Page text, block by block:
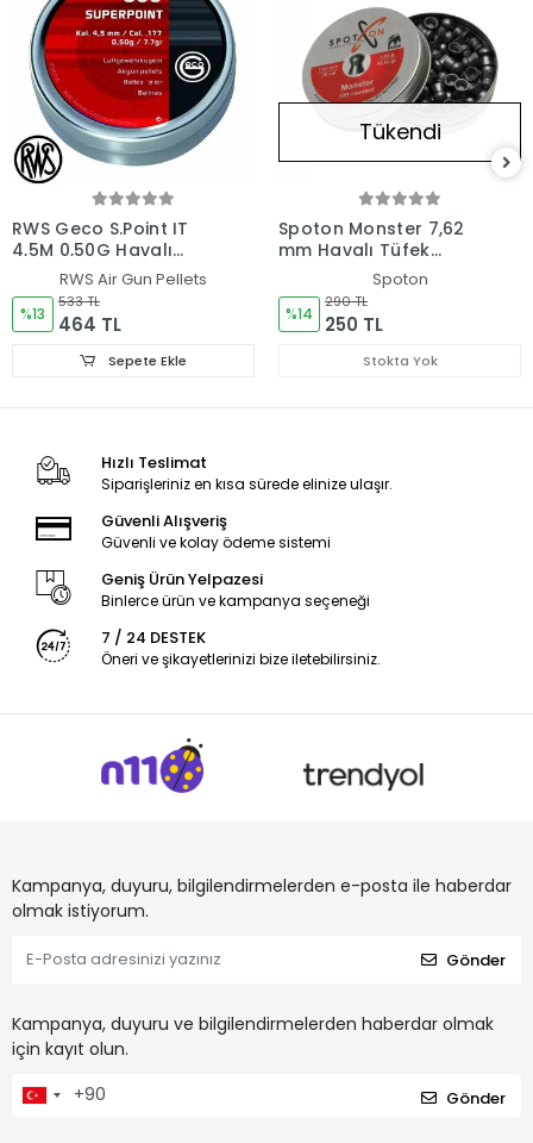
RWS Geco S.Point IT
4,5M 0,50G Havalı
Saçma *500
RWS Air Gun Pellets
%13
533 TL
464 TL
Sepete Ekle
Tükendi
Spoton Monster 7,62
mm Havalı Tüfek
Spoton
%14
290 TL
250 TL
Stokta Yok
Hızlı Teslimat
Siparişleriniz en kısa sürede elinize ulaşır.
Güvenli Alışveriş
Güvenli ve kolay ödeme sistemi
Geniş Ürün Yelpazesi
Binlerce ürün ve kampanya seçeneği
7 / 24 DESTEK
Öneri ve şikayetlerinizi bize iletebilirsiniz.
Kampanya, duyuru, bilgilendirmelerden e-posta ile haberdar
olmak istiyorum.
Gönder
Kampanya, duyuru ve bilgilendirmelerden haberdar olmak
için kayıt olun.
Gönder